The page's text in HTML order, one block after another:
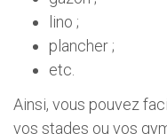
lino ;
plancher ;
etc.
Ainsi, vous pouvez
vos stades ou vos